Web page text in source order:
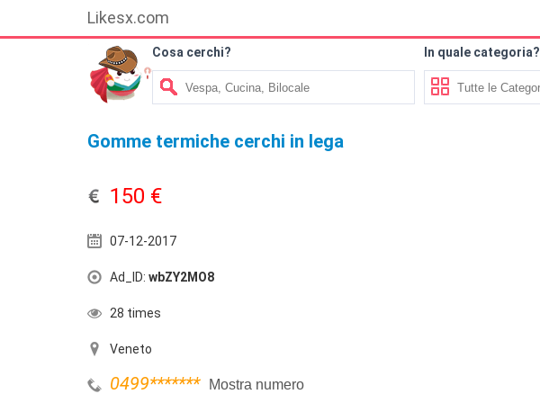
Likesx.com
Cosa cerchi? In quale categoria?
Gomme termiche cerchi in lega
150 €
07-12-2017
Ad_ID: wbZY2MO8
28 times
Veneto
0499******* Mostra numero